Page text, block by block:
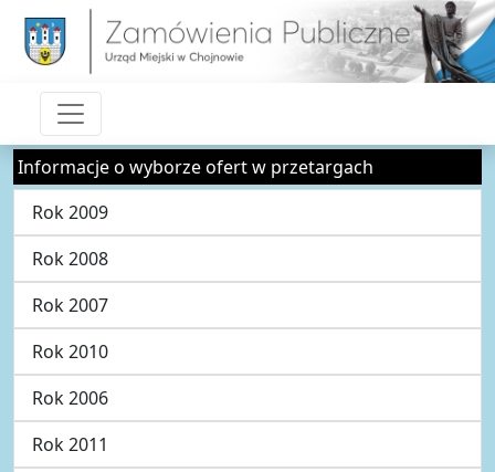
Informacje o wyborze ofert w przetargach
Rok 2009
Rok 2008
Rok 2007
Rok 2010
Rok 2006
Rok 2011